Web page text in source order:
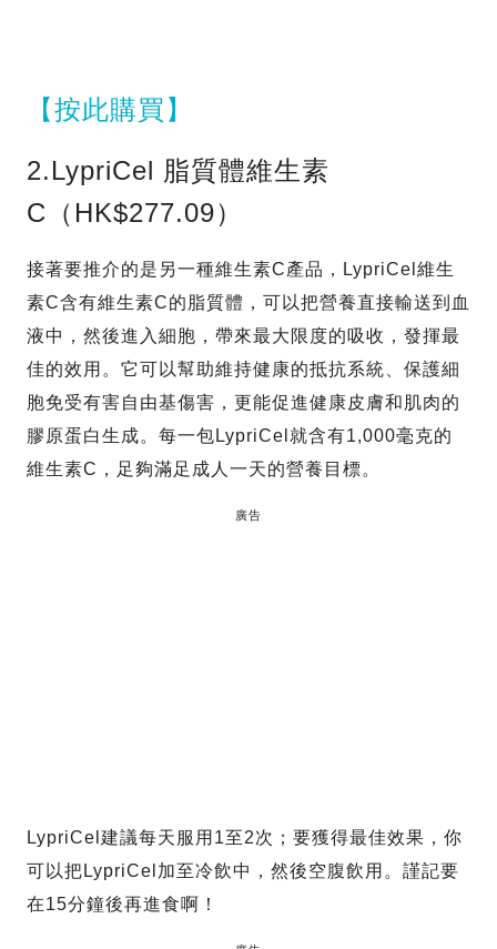
【按此購買】
2.LypriCel 脂質體維生素
C（HK$277.09）
接著要推介的是另一種維生素C產品，LypriCel維生
素C含有維生素C的脂質體，可以把營養直接輸送到血
液中，然後進入細胞，帶來最大限度的吸收，發揮最
佳的效用。它可以幫助維持健康的抵抗系統、保護細
胞免受有害自由基傷害，更能促進健康皮膚和肌肉的
膠原蛋白生成。每一包LypriCel就含有1,000毫克的
維生素C，足夠滿足成人一天的營養目標。
廣告
LypriCel建議每天服用1至2次；要獲得最佳效果，你
可以把LypriCel加至冷飲中，然後空腹飲用。謹記要
在15分鐘後再進食啊！